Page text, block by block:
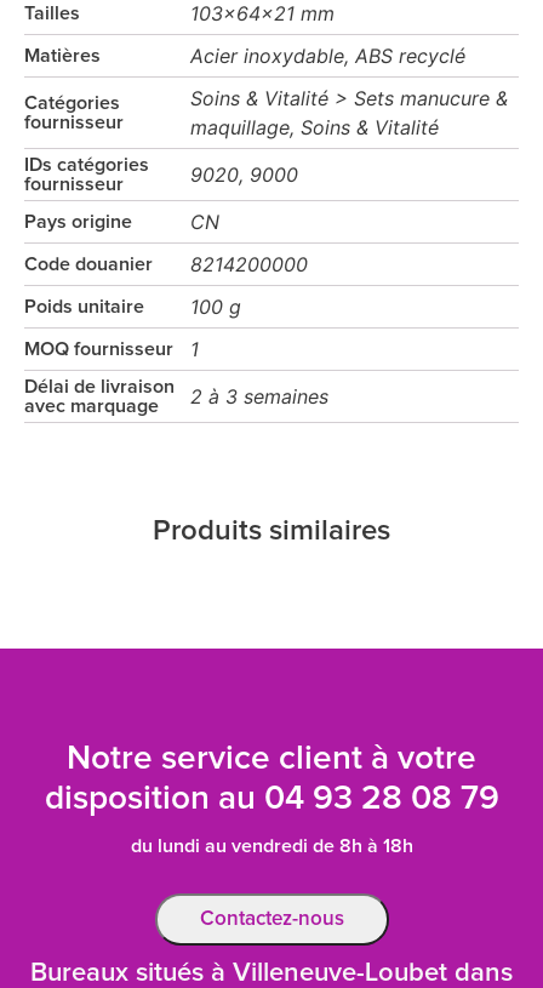
Tailles 103×64×21 mm
Matières Acier inoxydable, ABS recyclé
Catégories
fournisseur
Soins & Vitalité > Sets manucure &
maquillage, Soins & Vitalité
IDs catégories
fournisseur
9020, 9000
Pays origine CN
Code douanier 8214200000
Poids unitaire 100 g
MOQ fournisseur 1
Délai de livraison
avec marquage
2 à 3 semaines
Produits similaires
Notre service client à votre
disposition au 04 93 28 08 79
du lundi au vendredi de 8h à 18h
Contactez-nous
Bureaux situés à Villeneuve-Loubet dans